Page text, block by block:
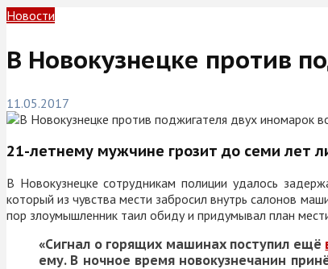
Новости
В Новокузнецке против
11.05.2017
21-летнему мужчине грозит до семи лет
В Новокузнецке сотрудникам полиции удалось
который из чувства мести забросил внутрь салонов
пор злоумышленник таил обиду и придумывал план
«Сигнал о горящих машинах поступил ещё
ему. В ночное время новокузнечанин